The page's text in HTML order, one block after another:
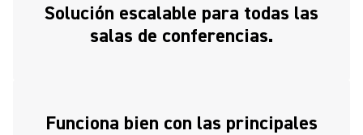
Solución escalable para todas las
salas de conferencias.
Funciona bien con las principales